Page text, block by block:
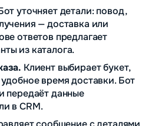
уточняет детали: повод,
— доставка или
ответов предлагает
из каталога.
Клиент выбирает букет,
время доставки. Бот
передаёт данные
в CRM.